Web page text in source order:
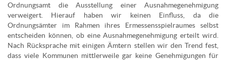
Ordnungsamt die Ausstellung einer Ausnahmegenehmigung
verweigert. Hierauf haben wir keinen Einfluss, da die
Ordnungsämter im Rahmen ihres Ermessensspielraumes selbst
entscheiden können, ob eine Ausnahmegenehmigung erteilt wird.
Nach Rücksprache mit einigen Ämtern stellen wir den Trend fest,
dass viele Kommunen mittlerweile gar keine Genehmigungen für